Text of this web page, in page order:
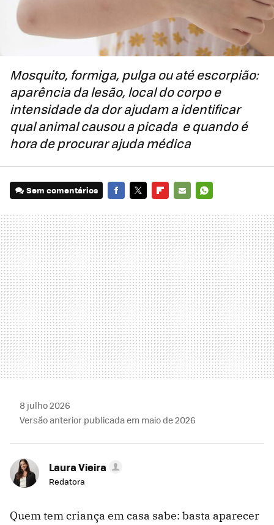
Mosquito, formiga, pulga ou até escorpião:
aparência da lesão, local do corpo e
intensidade da dor ajudam a identificar
qual animal causou a picada e quando é
hora de procurar ajuda médica
Sem comentários
MAIL
8 julho 2026
Versão anterior publicada em maio de 2026
Laura Vieira
Redatora
Quem tem criança em casa sabe: basta aparecer